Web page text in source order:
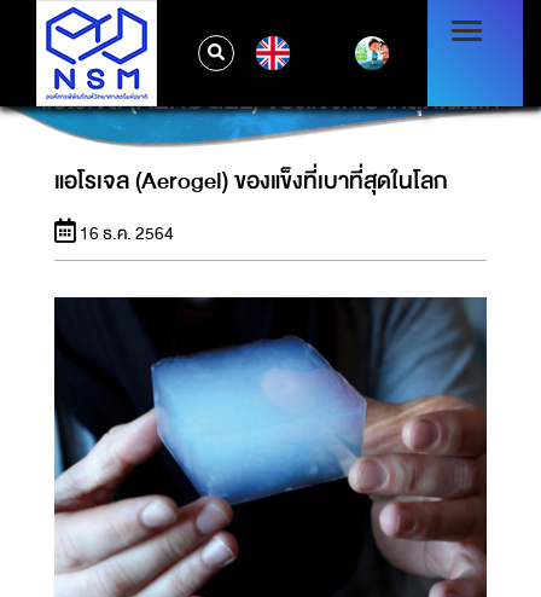
แอโรเจล (AEROGEL) ของแข็งที่เบาที่สุดในโลก
แอโรเจล (Aerogel) ของแข็งที่เบาที่สุดในโลก
16 ธ.ค. 2564